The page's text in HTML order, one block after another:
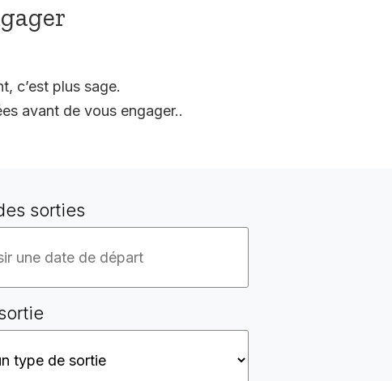
c’est plus sage.
avant de vous engager..
sorties